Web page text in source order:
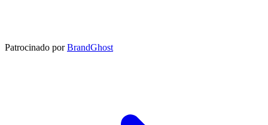
Patrocinado por BrandGhost